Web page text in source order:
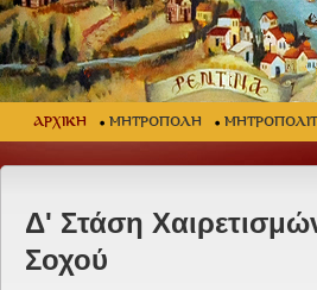
ΑΡΧΙΚΗ ΜΗΤΡΟΠΟΛΗ
Δ' Στάση
Σοχού